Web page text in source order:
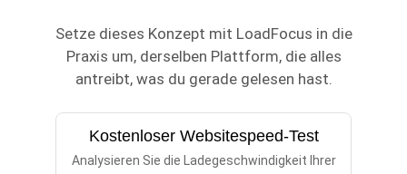
Setze dieses Konzept mit LoadFocus in die
Praxis um, derselben Plattform, die alles
antreibt, was du gerade gelesen hast.
Kostenloser Websitespeed-Test
Analysieren Sie die Ladegeschwindigkeit Ihrer